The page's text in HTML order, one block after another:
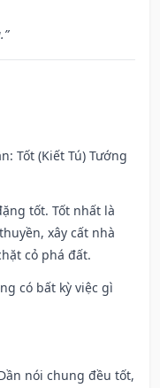
Tốt (Kiết Tú) Tướng
tốt. Tốt nhất là
xây cất nhà
cỏ phá đất.
có bất kỳ việc gì
nói chung đều tốt,